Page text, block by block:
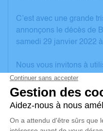
C’est avec une grande
annonçons le décès de
samedi 29 janvier 2022
Nous vous invitons à
vos condoléances,
une anecdote ou
poèmes ou des textes.
QUILFEN.